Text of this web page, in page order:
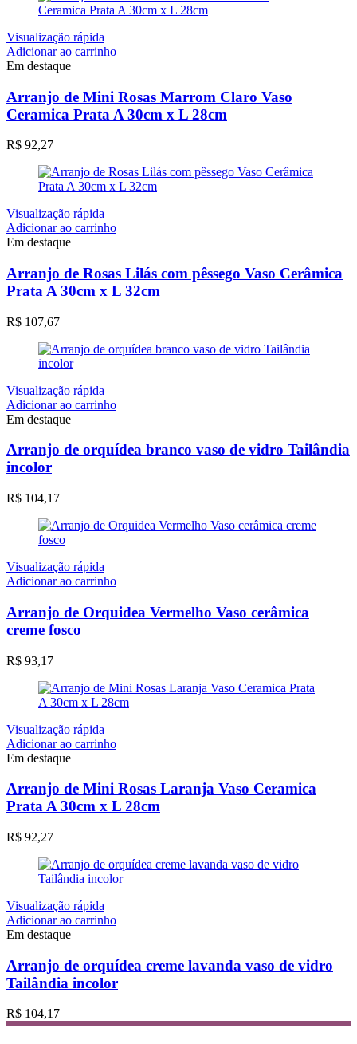
Visualização rápida
Adicionar ao carrinho
Em destaque
Arranjo de Mini Rosas Marrom Claro Vaso
Ceramica Prata A 30cm x L 28cm
R$ 92,27
Visualização rápida
Adicionar ao carrinho
Em destaque
Arranjo de Rosas Lilás com pêssego Vaso Cerâmica
Prata A 30cm x L 32cm
R$ 107,67
Visualização rápida
Adicionar ao carrinho
Em destaque
Arranjo de orquídea branco vaso de vidro Tailândia
incolor
R$ 104,17
Visualização rápida
Adicionar ao carrinho
Arranjo de Orquidea Vermelho Vaso cerâmica
creme fosco
R$ 93,17
Visualização rápida
Adicionar ao carrinho
Em destaque
Arranjo de Mini Rosas Laranja Vaso Ceramica
Prata A 30cm x L 28cm
R$ 92,27
Visualização rápida
Adicionar ao carrinho
Em destaque
Arranjo de orquídea creme lavanda vaso de vidro
Tailândia incolor
R$ 104,17